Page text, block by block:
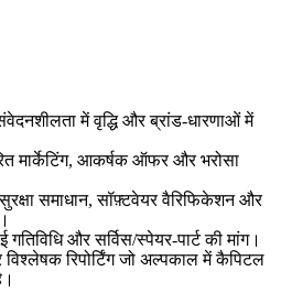
में वृद्धि और ब्रांड‑धारणाओं में
मार्केटिंग, आकर्षक ऑफर और भरोसा
सुरक्षा समाधान, सॉफ़्टवेयर वैरिफिकेशन और
और सर्विस/स्पेयर‑पार्ट की मांग।
रिपोर्टिंग जो अल्पकाल में कैपिटल